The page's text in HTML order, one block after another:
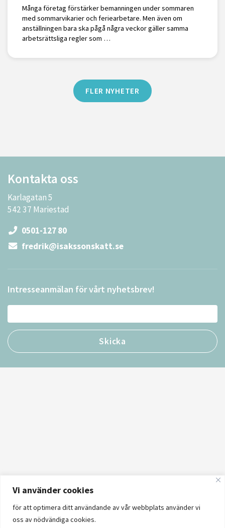
Vi använder cookies
för att optimera ditt användande av vår webbplats använder vi
oss av nödvändiga cookies.
Många företag förstärker bemanningen under sommaren
med sommarvikarier och feriearbetare. Men även om
anställningen bara ska pågå några veckor gäller samma
arbetsrättsliga regler som …
FLER NYHETER
Kontakta oss
Karlagatan 5
542 37 Mariestad
0501-127 80
fredrik@isakssonskatt.se
Intresseanmälan för vårt nyhetsbrev!